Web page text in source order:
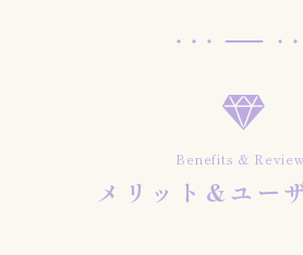
Benefits &
メリット&ユー